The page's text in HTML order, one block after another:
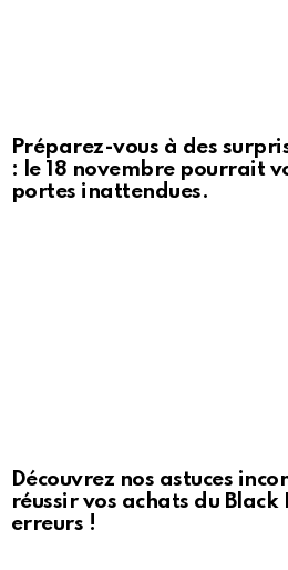
Préparez-vous à des
: le 18 novembre pourrait
portes inattendues.
Découvrez nos astuces
réussir vos achats du
erreurs !